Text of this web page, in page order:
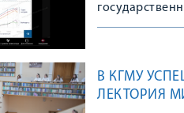
В КГМУ
ЛЕКТОРИЯ